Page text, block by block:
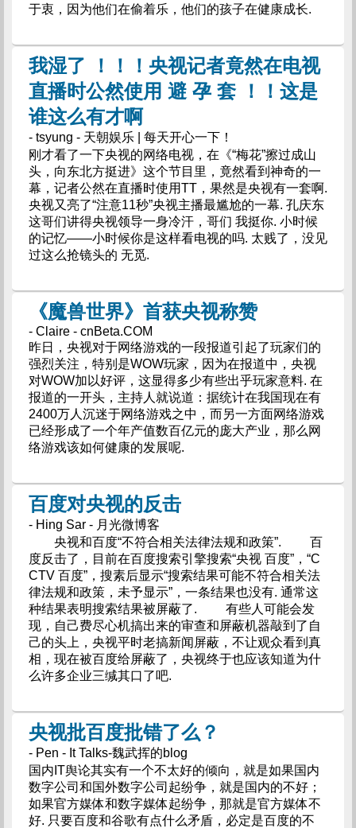
于衷，因为他们在偷着乐，他们的孩子在健康成长.
我湿了 ！！！央视记者竟然在电视
直播时公然使用 避 孕 套 ！！这是
谁这么有才啊
- tsyung - 天朝娱乐 | 每天开心一下！
刚才看了一下央视的网络电视，在《“梅花”擦过成山
头，向东北方挺进》这个节目里，竟然看到神奇的一
幕，记者公然在直播时使用TT，果然是央视有一套啊.
央视又亮了“注意11秒”央视主播最尴尬的一幕. 孔庆东
这哥们讲得央视领导一身冷汗，哥们 我挺你. 小时候
的记忆——小时候你是这样看电视的吗. 太贱了，没见
过这么抢镜头的 无觅.
《魔兽世界》首获央视称赞
- Claire - cnBeta.COM
昨日，央视对于网络游戏的一段报道引起了玩家们的
强烈关注，特别是WOW玩家，因为在报道中，央视
对WOW加以好评，这显得多少有些出乎玩家意料. 在
报道的一开头，主持人就说道：据统计在我国现在有
2400万人沉迷于网络游戏之中，而另一方面网络游戏
已经形成了一个年产值数百亿元的庞大产业，那么网
络游戏该如何健康的发展呢.
百度对央视的反击
- Hing Sar - 月光微博客
央视和百度“不符合相关法律法规和政策”. 百
度反击了，目前在百度搜索引擎搜索“央视 百度”，“C
CTV 百度”，搜素后显示“搜索结果可能不符合相关法
律法规和政策，未予显示”，一条结果也没有. 通常这
种结果表明搜索结果被屏蔽了. 有些人可能会发
现，自己费尽心机搞出来的审查和屏蔽机器敲到了自
己的头上，央视平时老搞新闻屏蔽，不让观众看到真
相，现在被百度给屏蔽了，央视终于也应该知道为什
么许多企业三缄其口了吧.
央视批百度批错了么？
- Pen - It Talks-魏武挥的blog
国内IT舆论其实有一个不太好的倾向，就是如果国内
数字公司和国外数字公司起纷争，就是国内的不好；
如果官方媒体和数字媒体起纷争，那就是官方媒体不
好. 只要百度和谷歌有点什么矛盾，必定是百度的不